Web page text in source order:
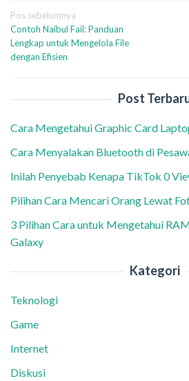
Navigasi
pos
Pos sebelumnya
Contoh Naibul Fail: Panduan
Lengkap untuk Mengelola File
dengan Efisien
Post
Cara Mengetahui Graphic Card
Cara Menyalakan Bluetooth di
Inilah Penyebab Kenapa TikTok 0
Pilihan Cara Mencari Orang Lewat
3 Pilihan Cara untuk Mengetahui
Galaxy
Kategori
Teknologi
Game
Internet
Diskusi